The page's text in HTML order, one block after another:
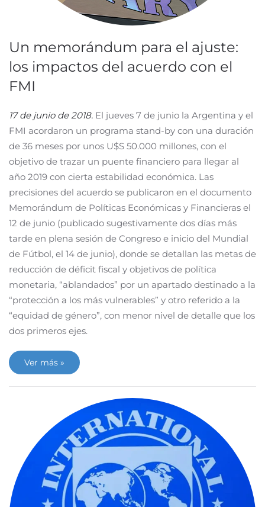
Un memorándum para el ajuste:
los impactos del acuerdo con el
FMI
17 de junio de 2018. El jueves 7 de junio la Argentina y el
FMI acordaron un programa stand-by con una duración
de 36 meses por unos U$S 50.000 millones, con el
objetivo de trazar un puente financiero para llegar al
año 2019 con cierta estabilidad económica. Las
precisiones del acuerdo se publicaron en el documento
Memorándum de Políticas Económicas y Financieras el
12 de junio (publicado sugestivamente dos días más
tarde en plena sesión de Congreso e inicio del Mundial
de Fútbol, el 14 de junio), donde se detallan las metas de
reducción de déficit fiscal y objetivos de política
monetaria, “ablandados” por un apartado destinado a la
“protección a los más vulnerables” y otro referido a la
“equidad de género”, con menor nivel de detalle que los
dos primeros ejes.
Ver más »